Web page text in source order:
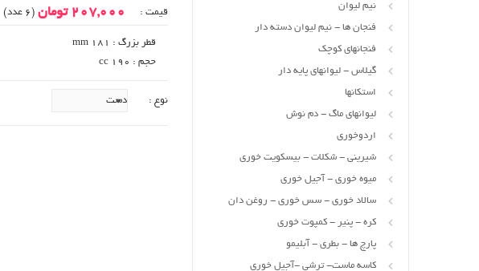
قیمت : 207,000 تومان (6 عدد)
قطر بزرگ : mm 181
حجم : 190 cc
نوع :
نیم لیوان
فنجان ها - نیم لیوان دسته دار
فنجانهای کوچک
گیلاس - لیوانهای پایه دار
استکانها
لیوانهای ماگ - دم نوش
اردوخوری
شیرینی - شکلات - بیسکویت خوری
میوه خوری - آجیل خوری
سالاد خوری - سس خوری - روغن دان
کره - پنیر - کمپوت خوری
پارچ ها - بطری - آبلیمو
کاسه ماست- ترشی -آجیل خوری